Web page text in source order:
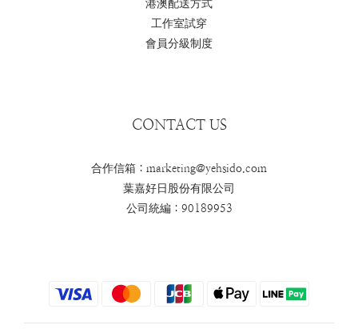
港澳配送方式
工作室試穿
會員分級制度
CONTACT US
合作信箱：marketing@yehsido.com
葉嘉好日股份有限公司
公司統編：90189953